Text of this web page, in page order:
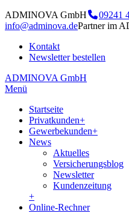
ADMINOVA GmbH
09241
info@adminova.dePartner im
Kontakt
Newsletter bestellen
ADMINOVA GmbH
Menü
Startseite
Privatkunden+
Gewerbekunden+
News
Aktuelles
Versicherungsblog
Newsletter
Kundenzeitung
+
Online-Rechner